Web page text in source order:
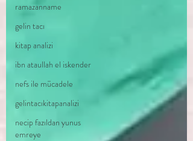
ramazanname
gelin tacı
kitap analizi
ibn ataullah el iskender
nefs ile mücadele
gelintacıkitapanalizi
necip fazıldan yunus
emreye